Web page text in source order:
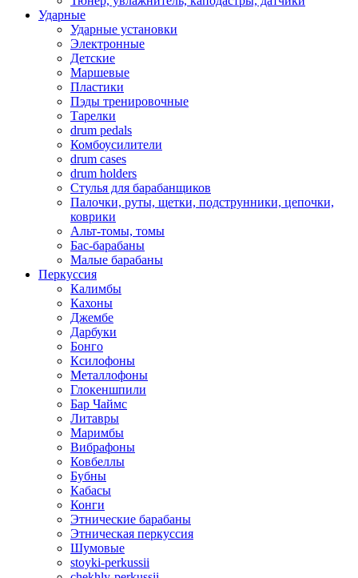
Ударные
Ударные установки
Электронные
Детские
Маршевые
Пластики
Пэды тренировочные
Тарелки
drum pedals
Комбоусилители
drum cases
drum holders
Стулья для барабанщиков
Палочки, руты, щетки, подструнники, цепочки,
коврики
Альт-томы, томы
Бас-барабаны
Малые барабаны
Перкуссия
Калимбы
Кахоны
Джембе
Дарбуки
Бонго
Ксилофоны
Металлофоны
Глокеншпили
Бар Чаймс
Литавры
Маримбы
Вибрафоны
Ковбеллы
Бубны
Кабасы
Конги
Этнические барабаны
Этническая перкуссия
Шумовые
stoyki-perkussii